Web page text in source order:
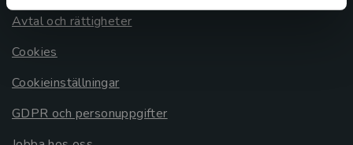
Avtal och rättigheter
Cookies
Cookieinställningar
GDPR och personuppgifter